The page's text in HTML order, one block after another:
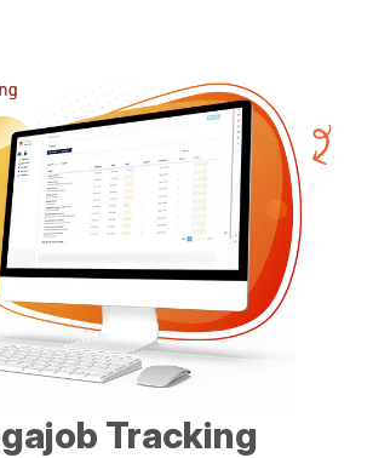
Tracking